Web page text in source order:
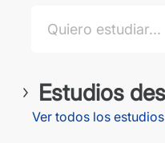
Estudios
Ver todos los estudios